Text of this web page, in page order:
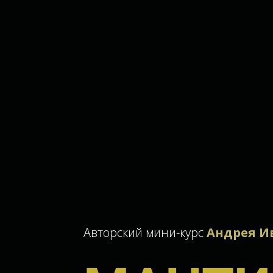
Авторский мини-курсАндрея